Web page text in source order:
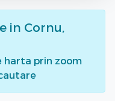
in Cornu,
harta prin zoom